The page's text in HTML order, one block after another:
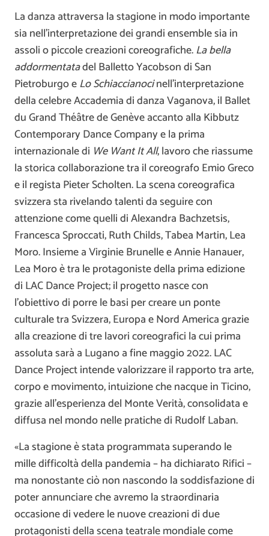
La danza attraversa la stagione in modo importante
sia nell’interpretazione dei grandi ensemble sia in
assoli o piccole creazioni coreografiche.La bella
addormentatadel Balletto Yacobson di San
Pietroburgo eLo Schiaccianocinell’interpretazione
della celebre Accademia di danza Vaganova, il Ballet
du Grand Théâtre de Genève accanto alla Kibbutz
Contemporary Dance Company e la prima
internazionale di We Want It All, lavoro che riassume
la storica collaborazione tra il coreografo Emio Greco
e il regista Pieter Scholten. La scena coreografica
svizzera sta rivelando talenti da seguire con
attenzione come quelli di Alexandra Bachzetsis,
Francesca Sproccati, Ruth Childs, Tabea Martin, Lea
Moro. Insieme a Virginie Brunelle e Annie Hanauer,
Lea Moro è tra le protagoniste della prima edizione
di LAC Dance Project; il progetto nasce con
l’obiettivo di porre le basi per creare un ponte
culturale tra Svizzera, Europa e Nord America grazie
alla creazione di tre lavori coreografici la cui prima
assoluta sarà a Lugano a fine maggio 2022. LAC
Dance Project intende valorizzare il rapporto tra arte,
corpo e movimento, intuizione che nacque in Ticino,
grazie all’esperienza del Monte Verità, consolidata e
diffusa nel mondo nelle pratiche di Rudolf Laban.
«La stagione è stata programmata superando le
mille difficoltà della pandemia – ha dichiarato Rifici –
ma nonostante ciò non nascondo la soddisfazione di
poter annunciare che avremo la straordinaria
occasione di vedere le nuove creazioni di due
protagonisti della scena teatrale mondiale come